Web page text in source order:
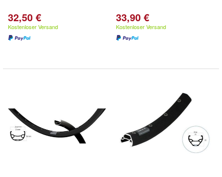
32,50 €
Kostenloser Versand
33,90 €
Kostenloser Versand